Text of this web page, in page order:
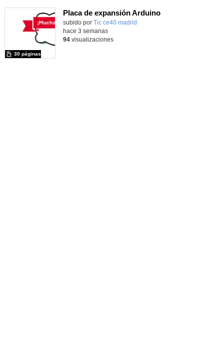
Placa de expansión Arduino
Contenido educativo.
subido por Tic ce40 madrid
30 páginas
hace 3 semanas
94visualizaciones